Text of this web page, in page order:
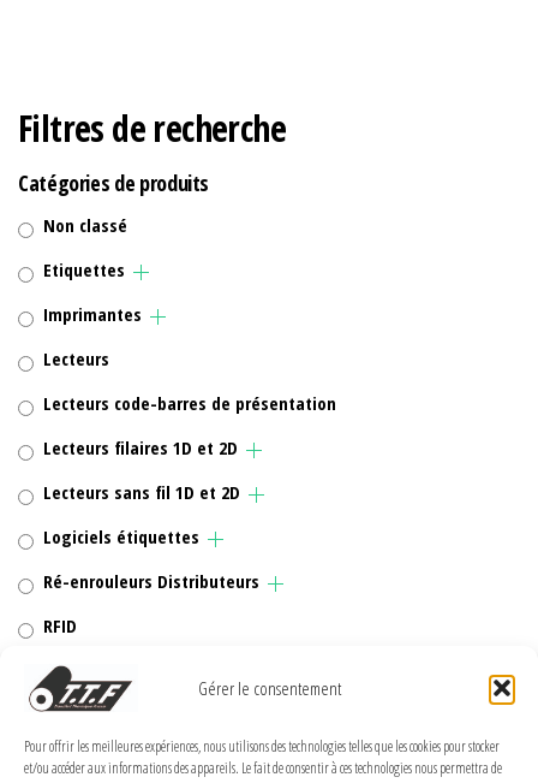
Gérer le consentement
Pour offrir les meilleures expériences, nous utilisons des technologies telles que les cookies pour stocker
et/ou accéder aux informations des appareils. Le fait de consentir à ces technologies nous permettra de
Filtres de recherche
Catégories de produits
Non classé
Etiquettes
Imprimantes
Lecteurs
Lecteurs code-barres de présentation
Lecteurs filaires 1D et 2D
Lecteurs sans fil 1D et 2D
Logiciels étiquettes
Ré-enrouleurs Distributeurs
RFID
Rubans transfert thermique
Têtes d'impression